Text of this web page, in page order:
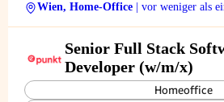
Wien, Home-Office
| vor weniger als
Senior Full Stack
Developer (w/m/x)
Homeoffice